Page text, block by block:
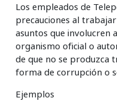
Los empleados de
precauciones al
asuntos que involucren
organismo oficial o
de que no se produzca
forma de corrupción o
Ejemplos